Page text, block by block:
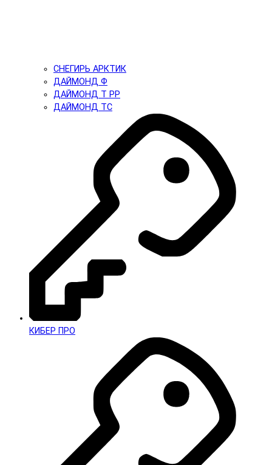
СНЕГИРЬ АРКТИК
ДАЙМОНД Ф
ДАЙМОНД Т PP
ДАЙМОНД ТС
КИБЕР ПРО